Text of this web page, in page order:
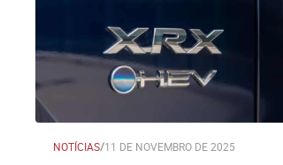
NOTÍCIAS/11 DE NOVEMBRO DE 2025